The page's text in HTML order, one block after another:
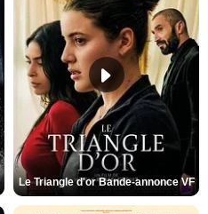
Le Triangle d'or Bande-annonce VF